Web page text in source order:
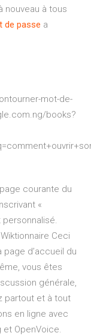
à tous
de passe a
mot-de-
books?
courante du
«
Ceci
d’accueil du
vous êtes
générale,
partout et à tout
en ligne avec
et OpenVoice.